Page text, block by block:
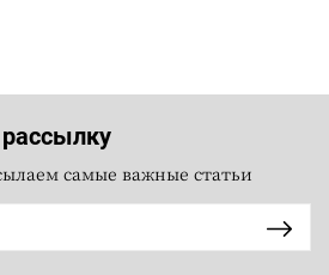
самые важные статьи